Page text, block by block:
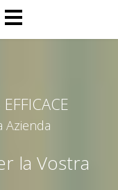
Azienda
la Vostra